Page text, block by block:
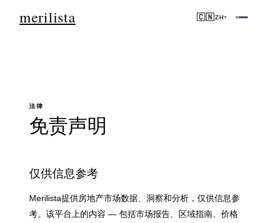
merilista 🇨🇳ZH▾
法律
免责声明
仅供信息参考
Merilista提供房地产市场数据、洞察和分析，仅供信息参
考。该平台上的内容 — 包括市场报告、区域指南、价格